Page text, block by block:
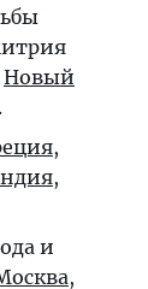
Новый
.
,
,
и
,